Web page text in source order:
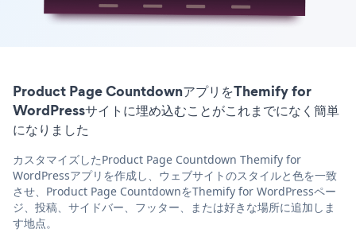
Product Page CountdownアプリをThemify for
WordPressサイトに埋め込むことがこれまでになく簡単
になりました
カスタマイズしたProduct Page Countdown Themify for
WordPressアプリを作成し、ウェブサイトのスタイルと色を一致
させ、Product Page CountdownをThemify for WordPressペー
ジ、投稿、サイドバー、フッター、または好きな場所に追加しま
す地点。